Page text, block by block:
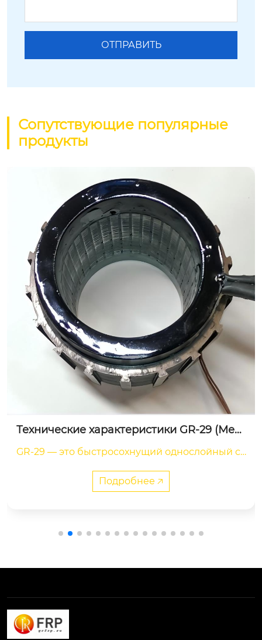
Сопутствующие популярные
продукты
Щелочестойкий ровинг
Щелочестойкое стекловолокно обладает повы
е цемента и других щелочных сред. Оно испол
ьзуется для армирования цементных, гипсов
Подробнее 🡥